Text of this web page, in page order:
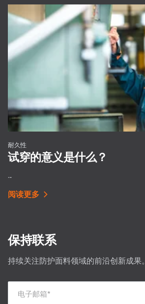
耐久性
试穿的意义是什么？
...
阅读更多
保持联系
持续关注防护面料领域的前沿创新成果。
电子邮箱*